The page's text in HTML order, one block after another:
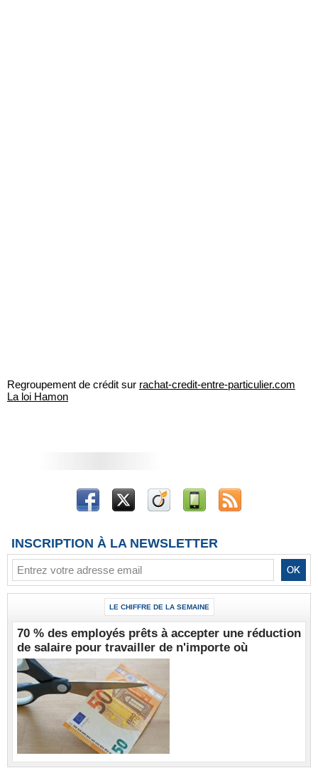
Regroupement de crédit sur rachat-credit-entre-particulier.com
La loi Hamon
INSCRIPTION À LA NEWSLETTER
LE CHIFFRE DE LA SEMAINE
70 % des employés prêts à accepter une réduction
de salaire pour travailler de n'importe où